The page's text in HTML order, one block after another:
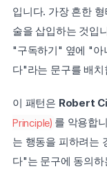
입니다. 가장 흔한
술을 삽입하는 것입
"구독하기" 옆에 "아
다"라는 문구를 배치
이 패턴은 Robert
Principle) 를 악용합
는 행동을 피하려는
다"는 문구에 동의